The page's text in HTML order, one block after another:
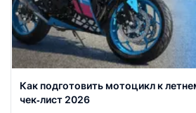
Как подготовить мотоцикл к
чек‑лист 2026